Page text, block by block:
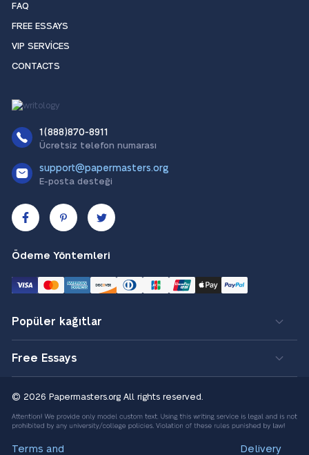
FAQ
FREE ESSAYS
VIP SERVICES
CONTACTS
1(888)870-8911
Ücretsiz telefon numarası
support@papermasters.org
E-posta desteği
Ödeme Yöntemleri
Popüler kağıtlar
Free Essays
© 2026 Papermasters.org All rights reserved.
Terms and Delivery